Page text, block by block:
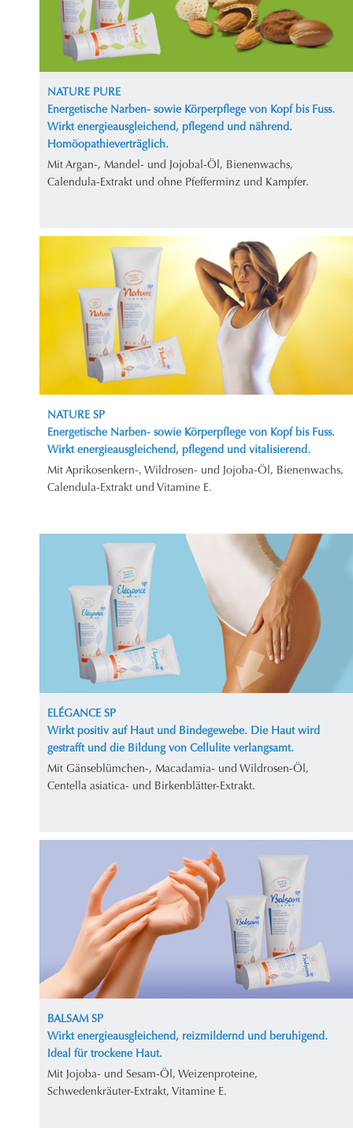
NATURE PURE
Energetische Narben- sowie Körperpflege von Kopf bis Fuss.
Wirkt energieausgleichend, pflegend und nährend.
Homöopathieverträglich.
Mit Argan-, Mandel- und Jojobal-Öl, Bienenwachs,
Calendula-Extrakt und ohne Pfefferminz und Kampfer.
NATURE SP
Energetische Narben- sowie Körperpflege von Kopf bis Fuss.
Wirkt energieausgleichend, pflegend und vitalisierend.
Mit Aprikosenkern-, Wildrosen- und Jojoba-Öl, Bienenwachs,
Calendula-Extrakt und Vitamine E.
ELÉGANCE SP
Wirkt positiv auf Haut und Bindegewebe. Die Haut wird
gestrafft und die Bildung von Cellulite verlangsamt.
Mit Gänseblümchen-, Macadamia- und Wildrosen-Öl,
Centella asiatica- und Birkenblätter-Extrakt.
BALSAM SP
Wirkt energieausgleichend, reizmildernd und beruhigend.
Ideal für trockene Haut.
Mit Jojoba- und Sesam-Öl, Weizenproteine,
Schwedenkräuter-Extrakt, Vitamine E.